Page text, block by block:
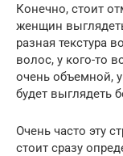
Конечно, стоит
женщин
разная текстура
волос, у кого-то
очень объемной,
будет выглядеть
Очень часто эту
стоит сразу